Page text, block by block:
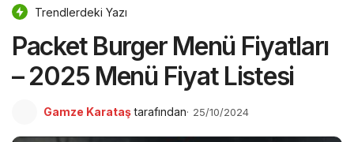
Trendlerdeki Yazı
Packet Burger Menü Fiyatları
– 2025 Menü Fiyat Listesi
Gamze Karataş tarafından 25/10/2024